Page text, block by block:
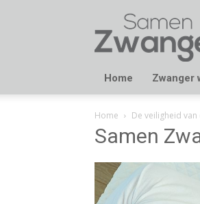
Home Zwanger
Home De veiligheid
Samen